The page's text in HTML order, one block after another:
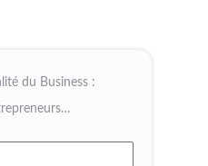
du Business :